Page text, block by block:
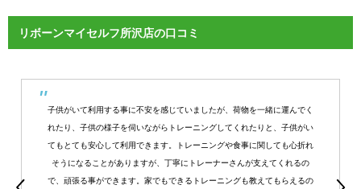
リボーンマイセルフ所沢店の口コミ
子供がいて利用する事に不安を感じていましたが、荷物を一緒に運んでく
れたり、子供の様子を伺いながらトレーニングしてくれたりと、子供がい
てもとても安心して利用できます。トレーニングや食事に関しても心折れ
そうになることがありますが、丁寧にトレーナーさんが支えてくれるの
で、頑張る事ができます。家でもできるトレーニングも教えてもらえるの